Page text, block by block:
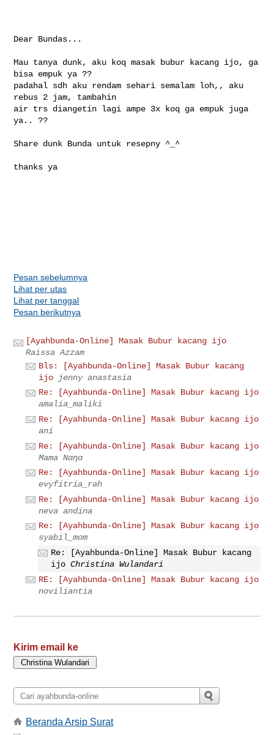
Dear Bundas...
Mau tanya dunk, aku koq masak bubur kacang ijo, ga
bisa empuk ya ??
padahal sdh aku rendam sehari semalam loh,, aku
rebus 2 jam, tambahin
air trs diangetin lagi ampe 3x koq ga empuk juga
ya.. ??
Share dunk Bunda untuk resepny ^_^
thanks ya
Pesan sebelumnya
Lihat per utas
Lihat per tanggal
Pesan berikutnya
[Ayahbunda-Online] Masak Bubur kacang ijo
Raissa Azzam
Bls: [Ayahbunda-Online] Masak Bubur kacang
ijo
jenny anastasia
Re: [Ayahbunda-Online] Masak Bubur kacang ijo
amalia_maliki
Re: [Ayahbunda-Online] Masak Bubur kacang ijo
ani
Re: [Ayahbunda-Online] Masak Bubur kacang ijo
Mama Nαηα
Re: [Ayahbunda-Online] Masak Bubur kacang ijo
evyfitria_rah
Re: [Ayahbunda-Online] Masak Bubur kacang ijo
neva andina
Re: [Ayahbunda-Online] Masak Bubur kacang ijo
syabil_mom
Re: [Ayahbunda-Online] Masak Bubur kacang
ijo Christina Wulandari
RE: [Ayahbunda-Online] Masak Bubur kacang ijo
noviliantia
Kirim email ke
Beranda Arsip Surat